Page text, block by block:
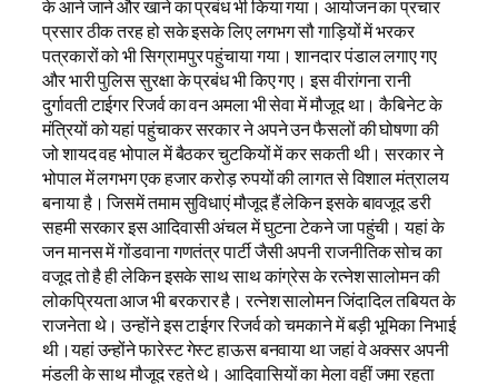
के आने जाने और खाने का प्रबंध भी किया गया। आयोजन का प्रचार
प्रसार ठीक तरह हो सके इसके लिए लगभग सौ गाड़ियों में भरकर
पत्रकारों को भी सिग्रामपुर पहुंचाया गया। शानदार पंडाल लगाए गए
और भारी पुलिस सुरक्षा के प्रबंध भी किए गए। इस वीरांगना रानी
दुर्गावती टाईगर रिजर्व का वन अमला भी सेवा में मौजूद था। कैबिनेट के
मंत्रियों को यहां पहुंचाकर सरकार ने अपने उन फैसलों की घोषणा की
जो शायद वह भोपाल में बैठकर चुटकियों में कर सकती थी। सरकार ने
भोपाल में लगभग एक हजार करोड़ रुपयों की लागत से विशाल मंत्रालय
बनाया है। जिसमें तमाम सुविधाएं मौजूद हैं लेकिन इसके बावजूद डरी
सहमी सरकार इस आदिवासी अंचल में घुटना टेकने जा पहुंची। यहां के
जन मानस में गोंडवाना गणतंत्र पार्टी जैसी अपनी राजनीतिक सोच का
वजूद तो है ही लेकिन इसके साथ साथ कांग्रेस के रत्नेश सालोमन की
लोकप्रियता आज भी बरकरार है। रत्नेश सालोमन जिंदादिल तबियत के
राजनेता थे। उन्होंने इस टाईगर रिजर्व को चमकाने में बड़ी भूमिका निभाई
थी।यहां उन्होंने फारेस्ट गेस्ट हाऊस बनवाया था जहां वे अक्सर अपनी
मंडली के साथ मौजूद रहते थे। आदिवासियों का मेला वहीं जमा रहता